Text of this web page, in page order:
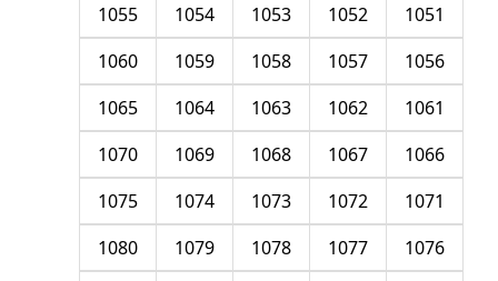
1051
1052
1053
1054
1055
1056
1057
1058
1059
1060
1061
1062
1063
1064
1065
1066
1067
1068
1069
1070
1071
1072
1073
1074
1075
1076
1077
1078
1079
1080